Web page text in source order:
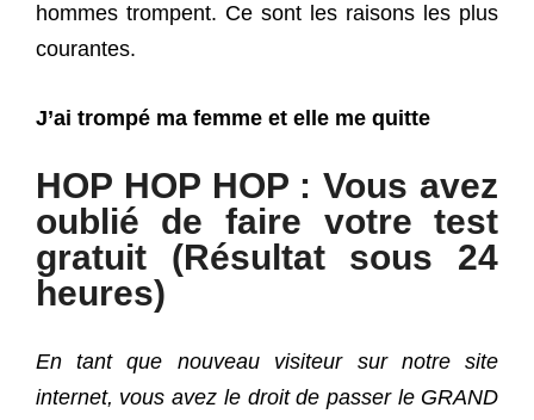
hommes trompent. Ce sont les raisons les plus
courantes.
J’ai trompé ma femme et elle me quitte
HOP HOP HOP : Vous avez
oublié de faire votre test
gratuit (Résultat sous 24
heures)
En tant que nouveau visiteur sur notre site
internet, vous avez le droit de passer le GRAND